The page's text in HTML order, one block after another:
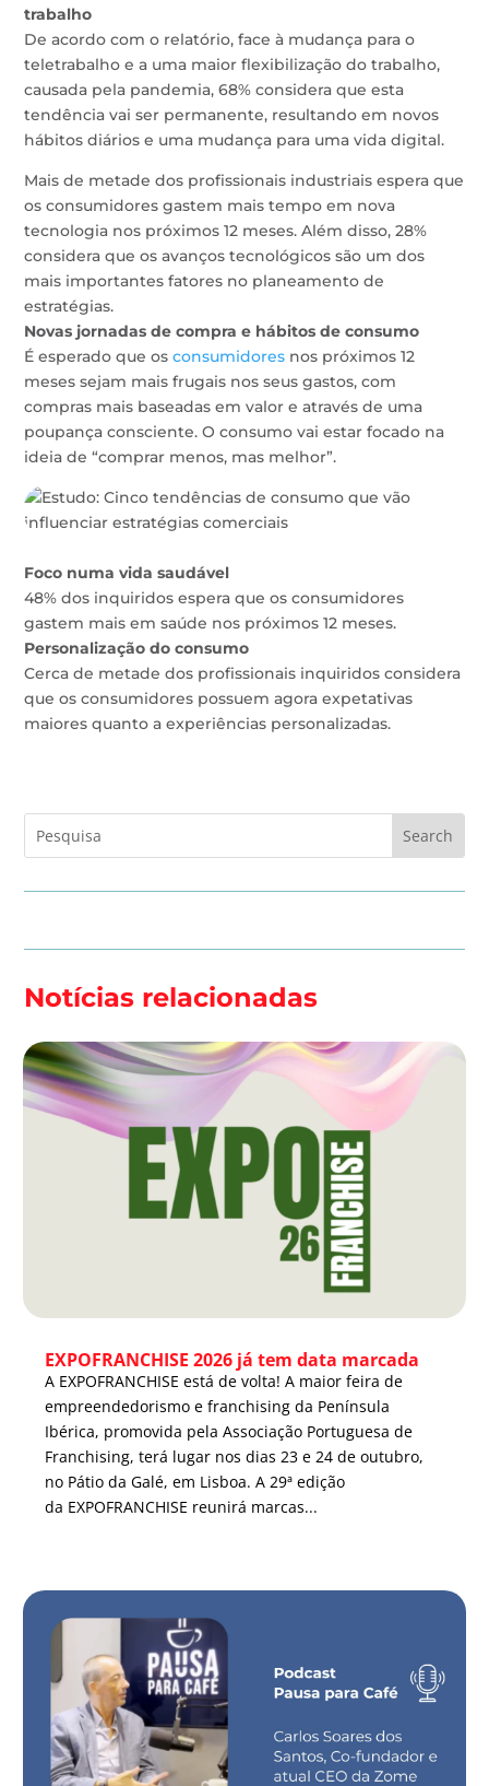
trabalho
De acordo com o relatório, face à mudança para o
teletrabalho e a uma maior flexibilização do trabalho,
causada pela pandemia, 68% considera que esta
tendência vai ser permanente, resultando em novos
hábitos diários e uma mudança para uma vida digital.
Mais de metade dos profissionais industriais espera que
os consumidores gastem mais tempo em nova
tecnologia nos próximos 12 meses. Além disso, 28%
considera que os avanços tecnológicos são um dos
mais importantes fatores no planeamento de
estratégias.
Novas jornadas de compra e hábitos de consumo
É esperado que osconsumidores nos próximos 12
meses sejam mais frugais nos seus gastos, com
compras mais baseadas em valor e através de uma
poupança consciente. O consumo vai estar focado na
ideia de “comprar menos, mas melhor”.
Foco numa vida saudável
48% dos inquiridos espera que os consumidores
gastem mais em saúde nos próximos 12 meses.
Personalização do consumo
Cerca de metade dos profissionais inquiridos considera
que os consumidores possuem agora expetativas
maiores quanto a experiências personalizadas.
Notícias relacionadas
EXPOFRANCHISE 2026 já tem data marcada
A EXPOFRANCHISE está de volta! A maior feira de
empreendedorismo e franchising da Península
Ibérica, promovida pela Associação Portuguesa de
Franchising, terá lugar nos dias 23 e 24 de outubro,
no Pátio da Galé, em Lisboa. A 29ª edição
da EXPOFRANCHISE reunirá marcas...